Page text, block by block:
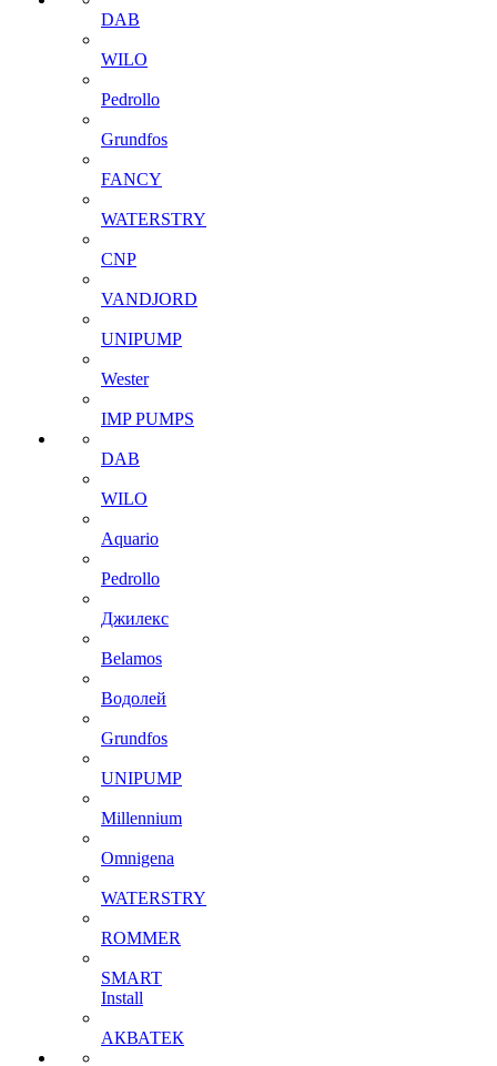
DAB
WILO
Pedrollo
Grundfos
FANCY
WATERSTRY
CNP
VANDJORD
UNIPUMP
Wester
IMP PUMPS
DAB
WILO
Aquario
Pedrollo
Джилекс
Belamos
Водолей
Grundfos
UNIPUMP
Millennium
Omnigena
WATERSTRY
ROMMER
SMART
Install
АКВАТЕК